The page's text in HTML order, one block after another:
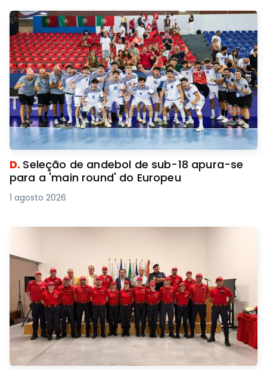
D. Seleção de andebol de sub-18 apura-se
para a 'main round' do Europeu
1 agosto 2026